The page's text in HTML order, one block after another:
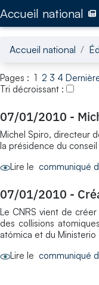
Accueil national
Accueil national
Pages : 1 2 3 4
Tri décroissant :
07/01/2010 -
Michel Spiro, directeur
la présidence du
Lire le communiqué
07/01/2010 -
Le CNRS vient de
des collisions
atómica et du
Lire le communiqué